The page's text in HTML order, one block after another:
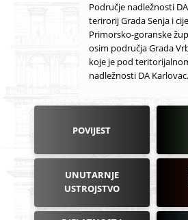
Područje nadležnosti
terirorij Grada Senja i
Primorsko-goranske
osim područja Grada
koje je pod
nadležnosti DA Karlovac.
POVIJEST
UNUTARNJE
USTROJSTVO